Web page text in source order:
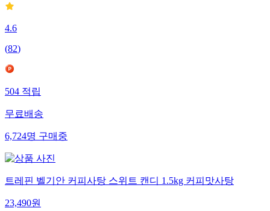
4.6
(82)
504적립
무료배송
6,724명구매중
트레핀 벨기안 커피사탕 스위트 캔디 1.5kg 커피맛사탕
23,490원